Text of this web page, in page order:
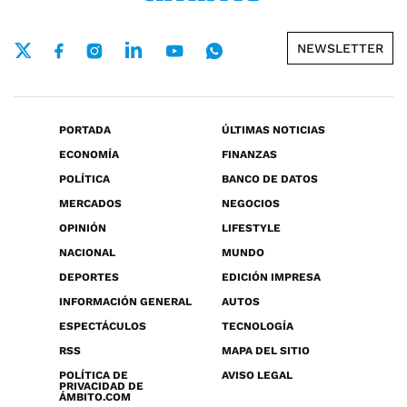
NEWSLETTER
PORTADA
ÚLTIMAS NOTICIAS
ECONOMÍA
FINANZAS
POLÍTICA
BANCO DE DATOS
MERCADOS
NEGOCIOS
OPINIÓN
LIFESTYLE
NACIONAL
MUNDO
DEPORTES
EDICIÓN IMPRESA
INFORMACIÓN GENERAL
AUTOS
ESPECTÁCULOS
TECNOLOGÍA
RSS
MAPA DEL SITIO
POLÍTICA DE
PRIVACIDAD DE
ÁMBITO.COM
AVISO LEGAL